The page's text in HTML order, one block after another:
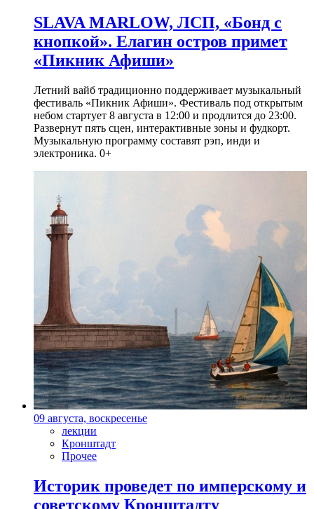
SLAVA MARLOW, ЛСП, «Бонд с
кнопкой». Елагин остров примет
«Пикник Афиши»
Летний вайб традиционно поддерживает музыкальный
фестиваль «Пикник Афиши». Фестиваль под открытым
небом стартует 8 августа в 12:00 и продлится до 23:00.
Развернут пять сцен, интерактивные зоны и фудкорт.
Музыкальную программу составят рэп, инди и
электроника. 0+
09 августа, воскресенье
лекции
Кронштадт
Прочее
Историк проведет по имперскому и
советскому Кронштадту